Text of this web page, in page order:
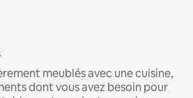
meublés avec une cuisine,
dont vous avez besoin pour